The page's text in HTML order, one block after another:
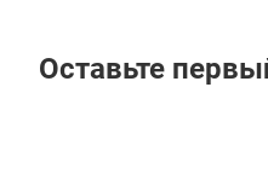
Оставьте